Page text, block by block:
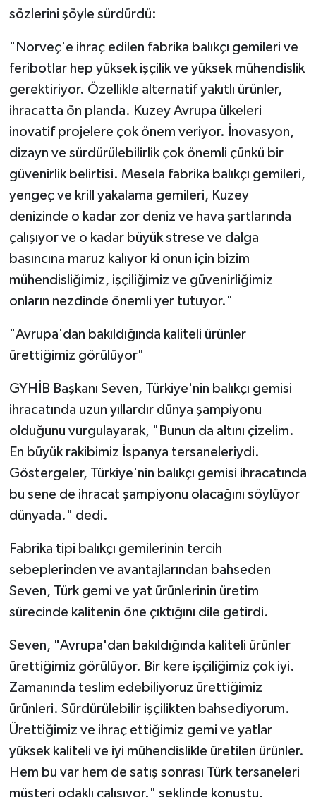
sözlerini şöyle sürdürdü:
"Norveç'e ihraç edilen fabrika balıkçı gemileri ve
feribotlar hep yüksek işçilik ve yüksek mühendislik
gerektiriyor. Özellikle alternatif yakıtlı ürünler,
ihracatta ön planda. Kuzey Avrupa ülkeleri
inovatif projelere çok önem veriyor. İnovasyon,
dizayn ve sürdürülebilirlik çok önemli çünkü bir
güvenirlik belirtisi. Mesela fabrika balıkçı gemileri,
yengeç ve krill yakalama gemileri, Kuzey
denizinde o kadar zor deniz ve hava şartlarında
çalışıyor ve o kadar büyük strese ve dalga
basıncına maruz kalıyor ki onun için bizim
mühendisliğimiz, işçiliğimiz ve güvenirliğimiz
onların nezdinde önemli yer tutuyor."
"Avrupa'dan bakıldığında kaliteli ürünler
ürettiğimiz görülüyor"
GYHİB Başkanı Seven, Türkiye'nin balıkçı gemisi
ihracatında uzun yıllardır dünya şampiyonu
olduğunu vurgulayarak, "Bunun da altını çizelim.
En büyük rakibimiz İspanya tersaneleriydi.
Göstergeler, Türkiye'nin balıkçı gemisi ihracatında
bu sene de ihracat şampiyonu olacağını söylüyor
dünyada." dedi.
Fabrika tipi balıkçı gemilerinin tercih
sebeplerinden ve avantajlarından bahseden
Seven, Türk gemi ve yat ürünlerinin üretim
sürecinde kalitenin öne çıktığını dile getirdi.
Seven, "Avrupa'dan bakıldığında kaliteli ürünler
ürettiğimiz görülüyor. Bir kere işçiliğimiz çok iyi.
Zamanında teslim edebiliyoruz ürettiğimiz
ürünleri. Sürdürülebilir işçilikten bahsediyorum.
Ürettiğimiz ve ihraç ettiğimiz gemi ve yatlar
yüksek kaliteli ve iyi mühendislikle üretilen ürünler.
Hem bu var hem de satış sonrası Türk tersaneleri
müşteri odaklı çalışıyor." şeklinde konuştu.